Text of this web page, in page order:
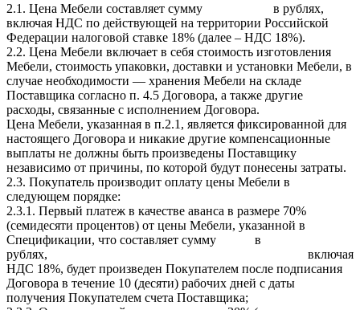
2.1. Цена Мебели составляет сумму в рублях,
включая НДС по действующей на территории Российской
Федерации налоговой ставке 18% (далее – НДС 18%).
2.2. Цена Мебели включает в себя стоимость изготовления
Мебели, стоимость упаковки, доставки и установки Мебели, в
случае необходимости — хранения Мебели на складе
Поставщика согласно п. 4.5 Договора, а также другие
расходы, связанные с исполнением Договора.
Цена Мебели, указанная в п.2.1, является фиксированной для
настоящего Договора и никакие другие компенсационные
выплаты не должны быть произведены Поставщику
независимо от причины, по которой будут понесены затраты.
2.3. Покупатель производит оплату цены Мебели в
следующем порядке:
2.3.1. Первый платеж в качестве аванса в размере 70%
(семидесяти процентов) от цены Мебели, указанной в
Спецификации, что составляет сумму в
рублях, включая
НДС 18%, будет произведен Покупателем после подписания
Договора в течение 10 (десяти) рабочих дней с даты
получения Покупателем счета Поставщика;